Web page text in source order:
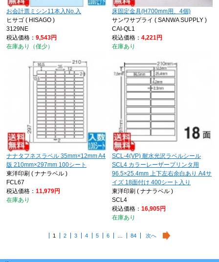
お会計票ミシン11本入No.入
ヒサゴ ( HISAGO )
3129NE
税込価格： 9,543円
在庫あり（僅少）
床固定金具(H700mm用、4個)
サンワサプライ ( SANWA SUPPLY )
CAI-QL1
税込価格： 4,221円
在庫あり
ナナタフネスラベル 35mm×12mm A4
版 210mm×297mm 100シート
東洋印刷 ( ナナラベル )
FCL67
税込価格： 11,979円
在庫あり
SCL-4(VP) 耐水光沢ラベルシール
SCL4 カラーレーザープリンタ用
96.5×25.4mm 上下左右余白あり A4サ
イズ 18面付け 400シート入り
東洋印刷 ( ナナラベル )
SCL4
税込価格： 16,905円
在庫あり
1 2 3 4 5 6 … 84 次へ